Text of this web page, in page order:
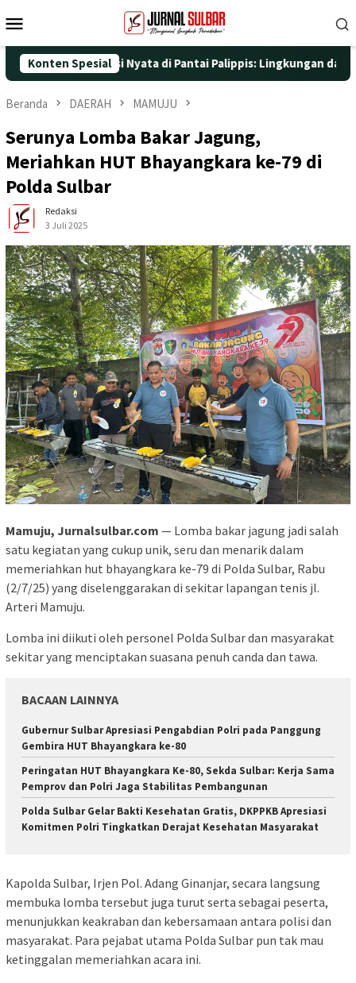
ke
Mobile
Konten Spesial
dengan Aksi Nyata di Pantai Palippis: Lingkungan dan
Beranda DAERAH MAMUJU
Serunya Lomba Bakar Jagung,
Meriahkan HUT Bhayangkara ke-79 di
Polda Sulbar
Redaksi
3 Juli 2025
Mamuju, Jurnalsulbar.com — Lomba bakar jagung jadi salah
satu kegiatan yang cukup unik, seru dan menarik dalam
memeriahkan hut bhayangkara ke-79 di Polda Sulbar, Rabu
(2/7/25) yang diselenggarakan di sekitar lapangan tenis jl.
Arteri Mamuju.
Lomba ini diikuti oleh personel Polda Sulbar dan masyarakat
sekitar yang menciptakan suasana penuh canda dan tawa.
BACAAN LAINNYA
Gubernur Sulbar Apresiasi Pengabdian Polri pada Panggung
Gembira HUT Bhayangkara ke-80
Peringatan HUT Bhayangkara Ke-80, Sekda Sulbar: Kerja Sama
Pemprov dan Polri Jaga Stabilitas Pembangunan
Polda Sulbar Gelar Bakti Kesehatan Gratis, DKPPKB Apresiasi
Komitmen Polri Tingkatkan Derajat Kesehatan Masyarakat
Kapolda Sulbar, Irjen Pol. Adang Ginanjar, secara langsung
membuka lomba tersebut juga turut serta sebagai peserta,
menunjukkan keakraban dan kebersamaan antara polisi dan
masyarakat. Para pejabat utama Polda Sulbar pun tak mau
ketinggalan memeriahkan acara ini.